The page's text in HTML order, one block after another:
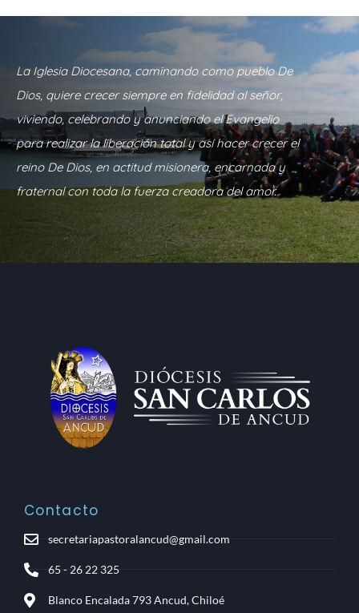
La Iglesia Diocesana, caminando como pueblo De
Dios, quiere crecer siempre en fidelidad al señor,
viviendo, celebrando y anunciando el Evangelio
para realizar la liberación total y así hacer crecer el
reino De Dios, en actitud misionera, encarnada y
fraternal con toda la fuerza creadora del amor.
Contacto
secretariapastoralancud@gmail.com
65 - 26 22 325
Blanco Encalada 793 Ancud, Chiloé